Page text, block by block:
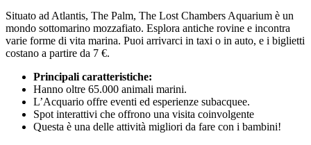
Situato ad Atlantis, The Palm, The Lost Chambers Aquarium è un
mondo sottomarino mozzafiato. Esplora antiche rovine e incontra
varie forme di vita marina. Puoi arrivarci in taxi o in auto, e i biglietti
costano a partire da 7 €.
Principali caratteristiche:
Hanno oltre 65.000 animali marini.
L’Acquario offre eventi ed esperienze subacquee.
Spot interattivi che offrono una visita coinvolgente
Questa è una delle attività migliori da fare con i bambini!